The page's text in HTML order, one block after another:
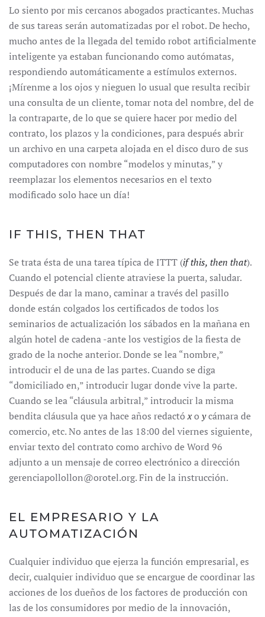
Lo siento por mis cercanos abogados practicantes. Muchas
de sus tareas serán automatizadas por el robot. De hecho,
mucho antes de la llegada del temido robot artificialmente
inteligente ya estaban funcionando como autómatas,
respondiendo automáticamente a estímulos externos.
¡Mírenme a los ojos y nieguen lo usual que resulta recibir
una consulta de un cliente, tomar nota del nombre, del de
la contraparte, de lo que se quiere hacer por medio del
contrato, los plazos y la condiciones, para después abrir
un archivo en una carpeta alojada en el disco duro de sus
computadores con nombre “modelos y minutas,” y
reemplazar los elementos necesarios en el texto
modificado solo hace un día!
IF THIS, THEN THAT
Se trata ésta de una tarea típica de ITTT (if this, then that).
Cuando el potencial cliente atraviese la puerta, saludar.
Después de dar la mano, caminar a través del pasillo
donde están colgados los certificados de todos los
seminarios de actualización los sábados en la mañana en
algún hotel de cadena -ante los vestigios de la fiesta de
grado de la noche anterior. Donde se lea “nombre,”
introducir el de una de las partes. Cuando se diga
“domiciliado en,” introducir lugar donde vive la parte.
Cuando se lea “cláusula arbitral,” introducir la misma
bendita cláusula que ya hace años redactóxo ycámara de
comercio, etc. No antes de las 18:00 del viernes siguiente,
enviar texto del contrato como archivo de Word 96
adjunto a un mensaje de correo electrónico a dirección
gerenciapollollon@orotel.org. Fin de la instrucción.
EL EMPRESARIO Y LA
AUTOMATIZACIÓN
Cualquier individuo que ejerza la función empresarial, es
decir, cualquier individuo que se encargue de coordinar las
acciones de los dueños de los factores de producción con
las de los consumidores por medio de la innovación,